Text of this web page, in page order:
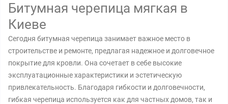
Битумная черепица мягкая в
Киеве
Сегодня битумная черепица занимает важное место в
строительстве и ремонте, предлагая надежное и долговечное
покрытие для кровли. Она сочетает в себе высокие
эксплуатационные характеристики и эстетическую
привлекательность. Благодаря гибкости и долговечности,
гибкая черепица используется как для частных домов, так и